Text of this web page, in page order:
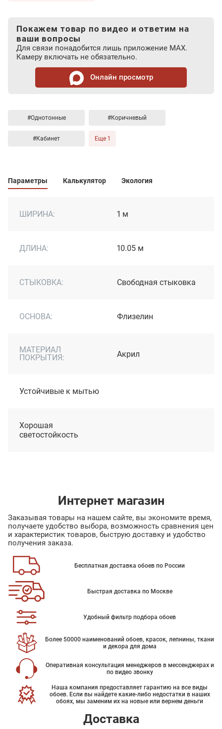
Покажем товар по видео и ответим на
ваши вопросы
Для связи понадобится лишь приложение MAX.
Камеру включать не обязательно.
Онлайн просмотр
#Однотонные #Коричневый
#Кабинет Еще 1
Параметры Калькулятор Экология
ШИРИНА: 1 м
ДЛИНА: 10.05 м
СТЫКОВКА: Свободная стыковка
ОСНОВА: Флизелин
МАТЕРИАЛ
ПОКРЫТИЯ:
Акрил
Устойчивые к мытью
Хорошая
светостойкость
Интернет магазин
Заказывая товары на нашем сайте, вы экономите время,
получаете удобство выбора, возможность сравнения цен
и характеристик товаров, быструю доставку и удобство
получения заказа.
Бесплатная доставка обоев по России
Быстрая доставка по Москве
Удобный фильтр подбора обоев
Более 50000 наименований обоев, красок, лепнины, ткани
и декора для дома
Оперативная консультация менеджеров в мессенджерах и
по видео звонку
Наша компания предоставляет гарантию на все виды
обоев. Если вы найдете какие-либо недостатки в наших
обоях, мы заменим их на новые или вернем деньги
Доставка